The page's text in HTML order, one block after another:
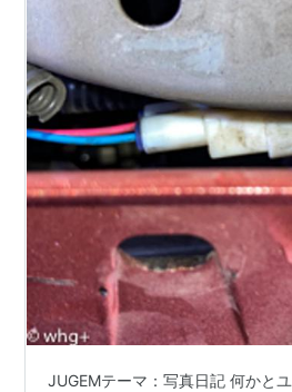
JUGEMテーマ：写真日記 何かと